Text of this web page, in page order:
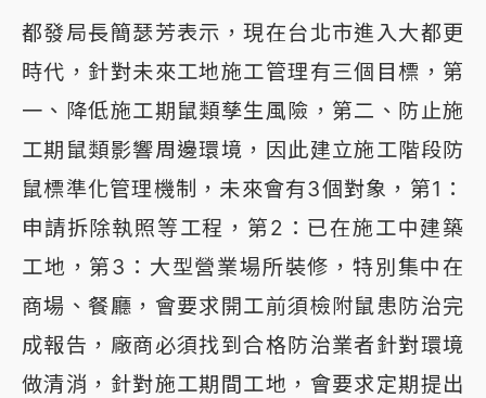
都發局長簡瑟芳表示，現在台北市進入大都更
時代，針對未來工地施工管理有三個目標，第
一、降低施工期鼠類孳生風險，第二、防止施
工期鼠類影響周邊環境，因此建立施工階段防
鼠標準化管理機制，未來會有3個對象，第1：
申請拆除執照等工程，第2：已在施工中建築
工地，第3：大型營業場所裝修，特別集中在
商場、餐廳，會要求開工前須檢附鼠患防治完
成報告，廠商必須找到合格防治業者針對環境
做清消，針對施工期間工地，會要求定期提出